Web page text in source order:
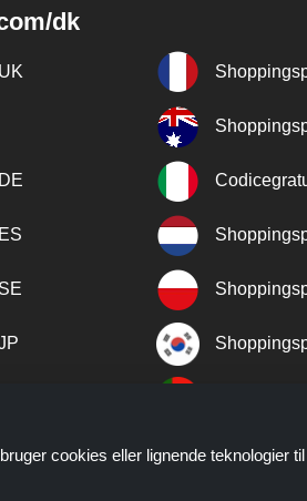
dk
cookies eller lignende